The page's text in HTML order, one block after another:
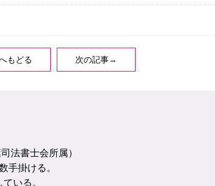
もどる 次の記事→
法書士会所属）
手掛ける。
いる。